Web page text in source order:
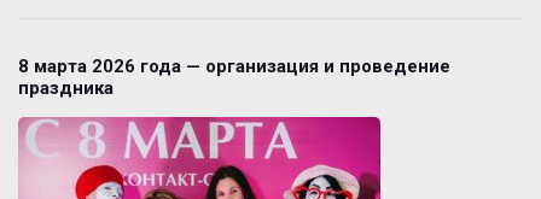
8 марта 2026 года — организация и проведение
праздника